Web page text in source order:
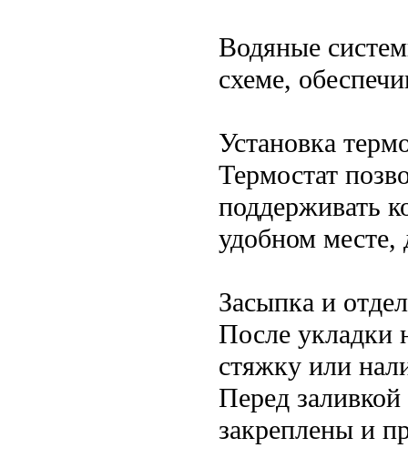
Водяные
схеме,
Установка
Термостат
поддерживать
удобном месте,
Засыпка и
После укладки
стяжку или
Перед
закреплены и